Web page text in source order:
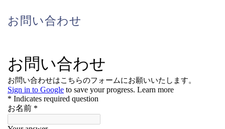
お問い合わせ